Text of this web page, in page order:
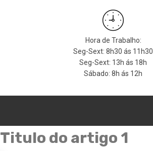
Hora de Trabalho:
Seg-Sext: 8h30 ás 11h30
Seg-Sext: 13h ás 18h
Sábado: 8h ás 12h
Titulo do artigo 1